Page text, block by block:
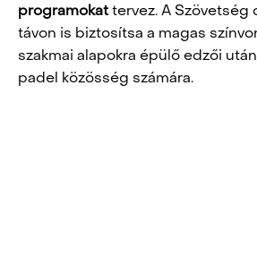
programokattervez. A Szövetség
távon is biztosítsa a magas
szakmai alapokra épülő edzői
padel közösség számára.